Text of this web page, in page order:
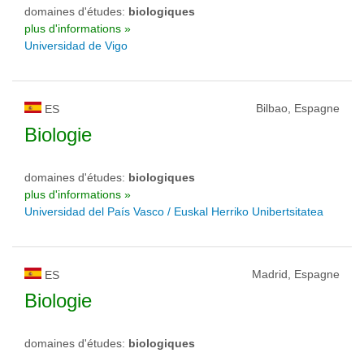
domaines d'études: biologiques
plus d'informations »
Universidad de Vigo
ES Bilbao, Espagne
Biologie
domaines d'études: biologiques
plus d'informations »
Universidad del País Vasco / Euskal Herriko Unibertsitatea
ES Madrid, Espagne
Biologie
domaines d'études: biologiques